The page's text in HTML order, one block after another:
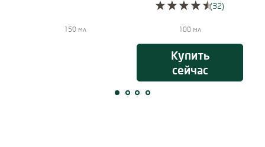
150 мл
(32)
Current rating: 4,9
100 мл
Купить
сейчас